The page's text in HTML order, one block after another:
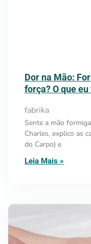
Dor na Mão:
força? O que
fabrika
Sente a mão
Charles, explico as
do Carpo) e
Leia Mais »